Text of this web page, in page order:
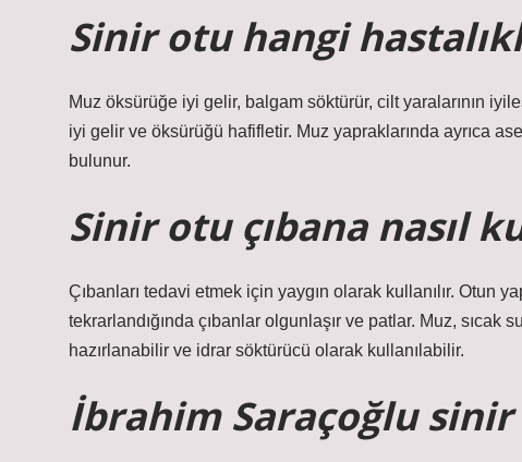
Sinir otu hangi
Muz öksürüğe iyi gelir, balgam söktürür, cilt yaralarının
iyi gelir ve öksürüğü hafifletir. Muz yapraklarında ayrıca
bulunur.
Sinir otu çıbana nasıl
Çıbanları tedavi etmek için yaygın olarak kullanılır. Otun
tekrarlandığında çıbanlar olgunlaşır ve patlar. Muz,
hazırlanabilir ve idrar söktürücü olarak kullanılabilir.
İbrahim Saraçoğlu